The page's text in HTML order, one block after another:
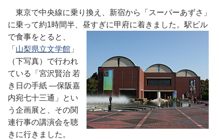
東京で中央線に乗り換え、新宿から「スーパーあずさ」
に乗って約1時間半、昼すぎに甲府に着きました。駅ビル
で食事をとると、
「 山梨県立文学館 」
（下写真）で行われ
ている「宮沢賢治 若
き日の手紙 ―保阪嘉
内宛七十三通」とい
う企画展と、その関
連行事の講演会を聴
きに行きました。